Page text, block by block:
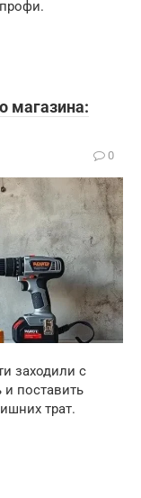
магазина:
0
заходили с
поставить
трат.